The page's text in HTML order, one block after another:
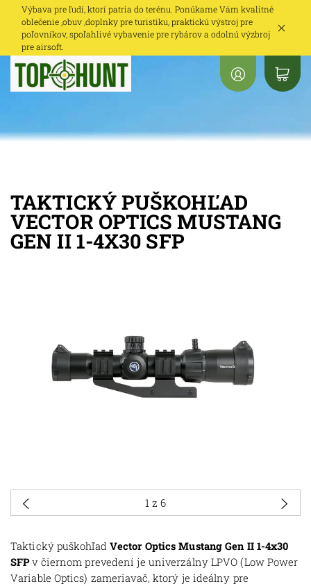
Výbava pre ľudí, ktorí patria do terénu. Ponúkame Vám kvalitné
oblečenie ,obuv ,doplnky pre turistiku, praktickú výstroj pre
poľovníkov, spoľahlivé vybavenie pre rybárov a odolnú výzbroj
pre airsoft.
TAKTICKÝ PUŠKOHĽAD
VECTOR OPTICS MUSTANG
GEN II 1-4X30 SFP
Taktický puškohľad Vector Optics Mustang Gen II 1-4x30
SFP v čiernom prevedení je univerzálny LPVO (Low Power
Variable Optics) zameriavač, ktorý je ideálny pre
1z 6